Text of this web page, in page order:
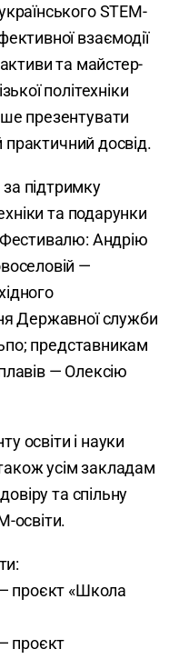
STEM-
взаємодії
та майстер-
політехніки
презентувати
практичний досвід.
підтримку
та подарунки
Фестивалю: Андрію
—
Державної служби
представникам
— Олексію
освіти і науки
усім закладам
та спільну
освіти.
проєкт «Школа
проєкт